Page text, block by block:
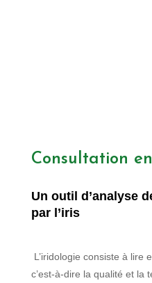
Consultation
Un outil d’analyse
par l’iris
L’iridologie consiste à lire
c’est-à-dire la qualité et la